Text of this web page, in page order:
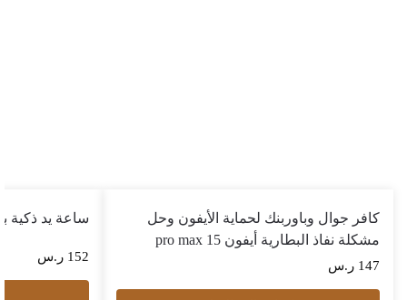
كافر جوال وباوربنك لحماية الأيفون وحل
مشكلة نفاذ البطارية أيفون 15 pro max
147 ر.س
ساعة يد ذكية
152 ر.س